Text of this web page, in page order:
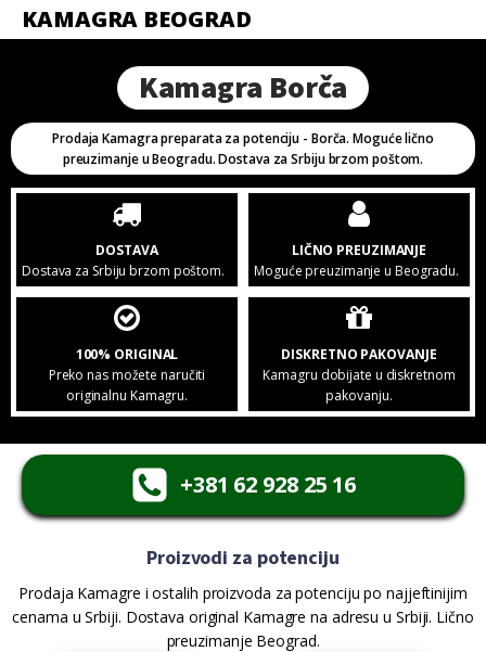
KAMAGRA BEOGRAD
Kamagra Borča
Prodaja Kamagra preparata za potenciju - Borča. Moguće lično
preuzimanje u Beogradu. Dostava za Srbiju brzom poštom.
DOSTAVA
Dostava za Srbiju brzom poštom.
LIČNO PREUZIMANJE
Moguće preuzimanje u Beogradu.
100% ORIGINAL
Preko nas možete naručiti
originalnu Kamagru.
DISKRETNO PAKOVANJE
Kamagru dobijate u diskretnom
pakovanju.
+381 62 928 25 16
Proizvodi za potenciju
Prodaja Kamagre i ostalih proizvoda za potenciju po najjeftinijim
cenama u Srbiji. Dostava original Kamagre na adresu u Srbiji. Lično
preuzimanje Beograd.